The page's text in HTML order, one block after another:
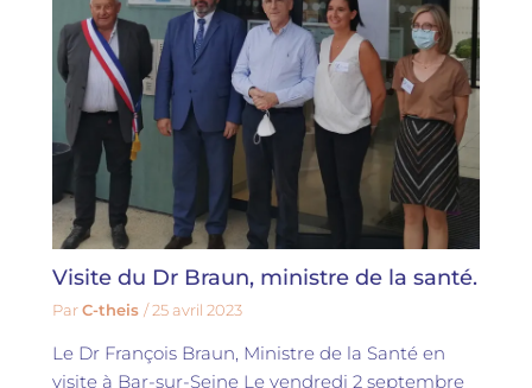
Visite du Dr Braun, ministre de la santé.
ParC-theis/25 avril 2023
Le Dr François Braun, Ministre de la Santé en
visite à Bar-sur-Seine Le vendredi 2 septembre